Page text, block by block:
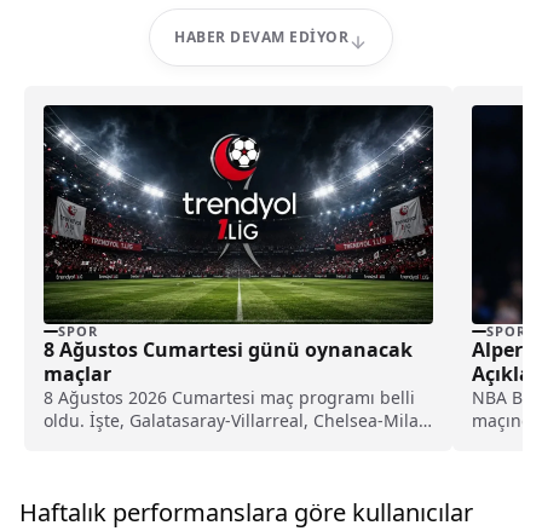
HABER DEVAM EDIYOR
SPOR
8 Ağustos Cumartesi günü oynanacak
maçlar
8 Ağustos 2026 Cumartesi maç programı belli
oldu. İşte, Galatasaray-Villarreal, Chelsea-Milan
SPOR
NBA
Haftalık performanslara göre kullanıcılar